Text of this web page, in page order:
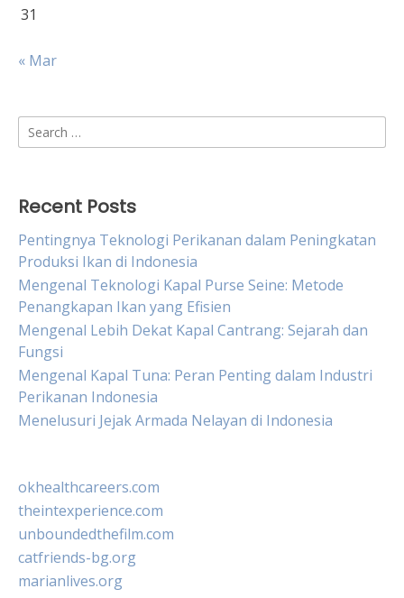
31
« Mar
Search
for:
Recent Posts
Pentingnya Teknologi Perikanan dalam Peningkatan
Produksi Ikan di Indonesia
Mengenal Teknologi Kapal Purse Seine: Metode
Penangkapan Ikan yang Efisien
Mengenal Lebih Dekat Kapal Cantrang: Sejarah dan
Fungsi
Mengenal Kapal Tuna: Peran Penting dalam Industri
Perikanan Indonesia
Menelusuri Jejak Armada Nelayan di Indonesia
okhealthcareers.com
theintexperience.com
unboundedthefilm.com
catfriends-bg.org
marianlives.org